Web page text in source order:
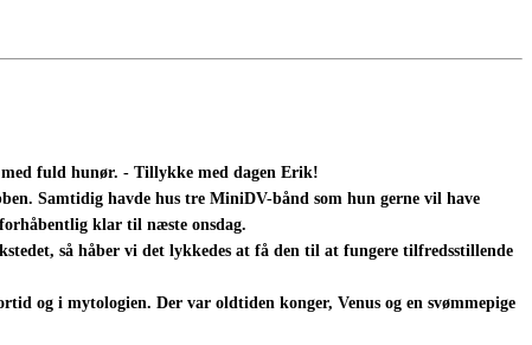
med fuld hunør. - Tillykke med dagen Erik!
Samtidig havde hus tre MiniDV-bånd som hun gerne vil have
klar til næste onsdag.
så håber vi det lykkedes at få den til at fungere tilfredsstillende
og i mytologien. Der var oldtiden konger, Venus og en svømmepige